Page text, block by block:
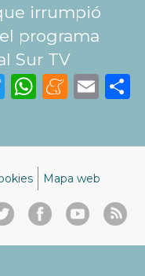
irrumpió
programa
Sur TV
Twitter
Mapa web